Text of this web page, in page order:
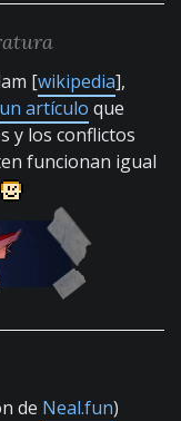
[wikipedia],
un artículo que
y los conflictos
funcionan igual
de Neal.fun)